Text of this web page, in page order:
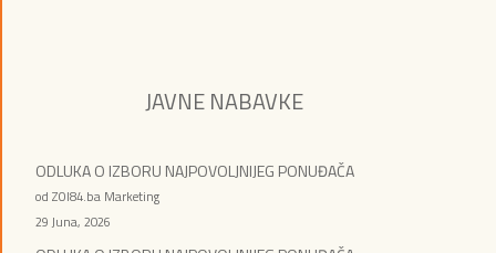
JAVNE NABAVKE
ODLUKA O IZBORU NAJPOVOLJNIJEG PONUĐAČA
od ZOI84.ba Marketing
29 Juna, 2026